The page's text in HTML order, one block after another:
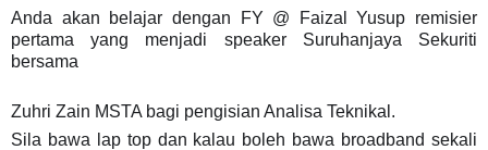
Anda akan belajar dengan FY @ Faizal Yusup remisier
pertama yang menjadi speaker Suruhanjaya Sekuriti
bersama
Zuhri Zain MSTA bagi pengisian Analisa Teknikal.
Sila bawa lap top dan kalau boleh bawa broadband sekali